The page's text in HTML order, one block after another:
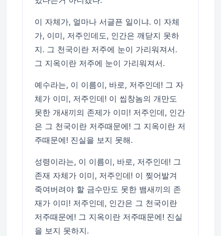
이 자체가, 얼마나 서글픈 일이냐. 이 자체
가, 이미, 저주인데도, 인간은 깨닫지 못하
지. 그 천국이란 저주에 눈이 가리워져서.
그 지옥이란 저주에 눈이 가리워져서.
예수라는, 이 이름이, 바로, 저주인데! 그 자
체가 이미, 저주인데! 이 씹창놈의 개만도
못한 개새끼의 존제가 이미! 저주인데, 인간
은 그 천국이란 저주때문에! 그 지옥이란 저
주때문에! 진실을 보지 못해.
성령이라는, 이 이름이, 바로, 저주인데! 그
존재 자체가 이미, 저주인데! 이 찢어발겨
죽여버려야 할 금수만도 못한 뱀새끼의 존
재가 이미! 저주인데, 인간은 그 천국이란
저주때문에! 그 지옥이란 저주때문에! 진실
을 보지 못하지.